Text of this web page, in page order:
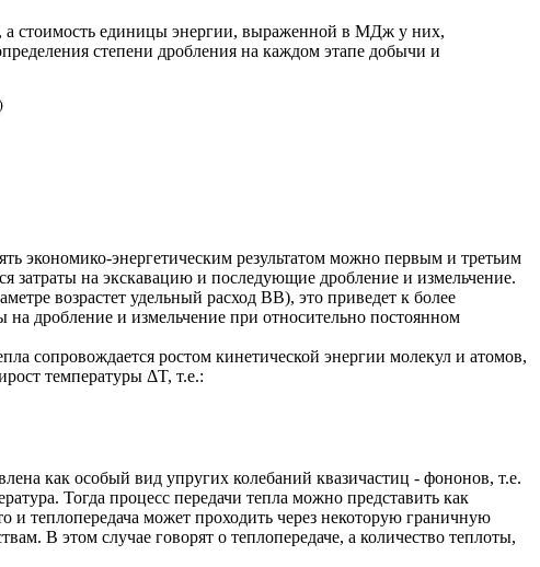
а стоимость единицы энергии, выраженной в МДж у них,
степени дробления на каждом этапе добычи и
экономико-энергетическим результатом можно первым и третьим
затраты на экскавацию и последующие дробление и измельчение.
возрастет удельный расход BB), это приведет к более
дробление и измельчение при относительно постоянном
сопровождается ростом кинетической энергии молекул и атомов,
температуры ΔT, т.е.:
как особый вид упругих колебаний квазичастиц - фононов, т.е.
Тогда процесс передачи тепла можно представить как
и теплопередача может проходить через некоторую граничную
В этом случае говорят о теплопередаче, а количество теплоты,